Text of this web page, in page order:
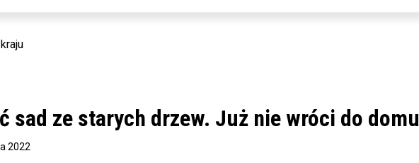
sad ze starych drzew. Już nie wróci do domu
2022